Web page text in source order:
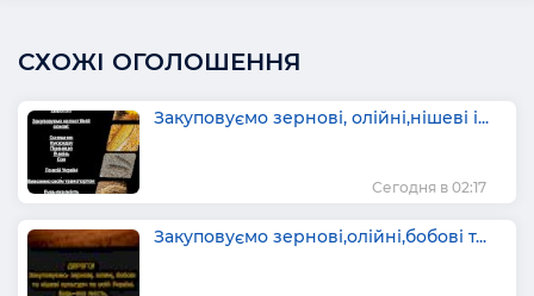
СХОЖІ ОГОЛОШЕННЯ
Закуповуємо зернові, олійні,нішеві і...
Сегодня в 02:17
Закуповуємо зернові,олійні,бобові т...